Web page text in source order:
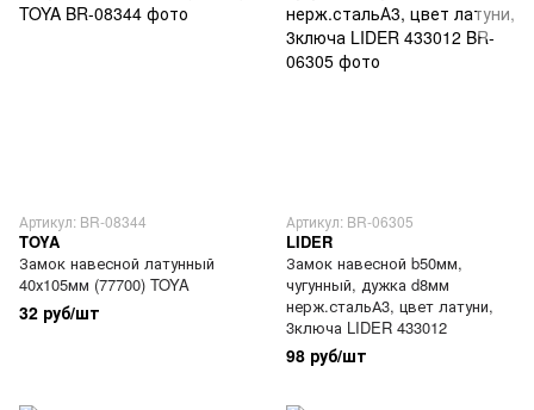
Артикул: BR-08344
TOYA
Замок навесной латунный
40х105мм (77700) TOYA
32 руб/шт
Артикул: BR-06305
LIDER
Замок навесной b50мм,
чугунный, дужка d8мм
нерж.стальА3, цвет латуни,
3ключа LIDER 433012
98 руб/шт